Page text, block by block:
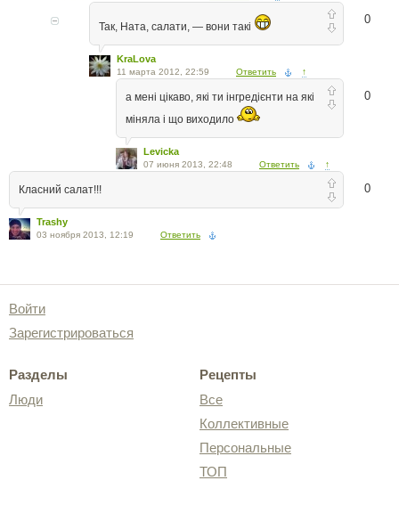
0
Так, Ната, салати, — вони такі
KraLova
11 марта 2012, 22:59 Ответить ↑
0
а мені цікаво, які ти інгредієнти на які
міняла і що виходило
Levicka
07 июня 2013, 22:48 Ответить ↑
0
Класний салат!!!
Trashy
03 ноября 2013, 12:19 Ответить
Войти
Зарегистрироваться
Разделы
Люди
Рецепты
Все
Коллективные
Персональные
ТОП